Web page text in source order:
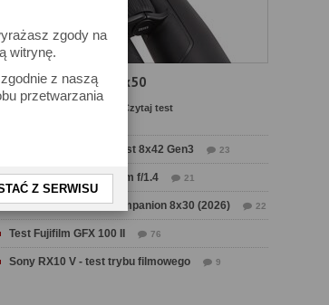
zgody na
witrynę.
z naszą
przetwarzania
Z SERWISU
Carl Zeiss SFL 8x50
Czytaj test
Test Delta Optical Forest 8x42 Gen3 23
Test Sirui Aurora 35 mm f/1.4 21
Test Swarovski CL Companion 8x30 (2026) 22
Test Fujifilm GFX 100 II 76
Sony RX10 V - test trybu filmowego 9